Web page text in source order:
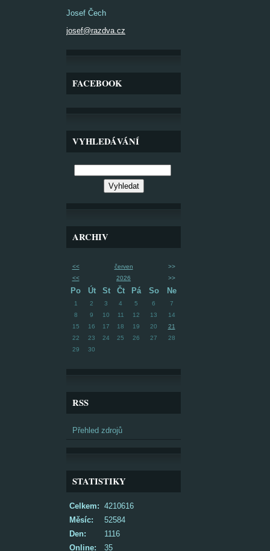
Josef Čech
josef@razdva.cz
FACEBOOK
VYHLEDÁVÁNÍ
ARCHIV
<< červen
>>
<<
2026 >>
Po Út St Čt Pá So Ne
1 2 3 4 5 6
7
8
9 10 11 12 13
14
15
16 17 18 19 20
21
22
23 24 25 26 27
28
29
30
RSS
Přehled zdrojů
STATISTIKY
Online: 35
Celkem: 4210616
Měsíc:
52584
Den:
1116